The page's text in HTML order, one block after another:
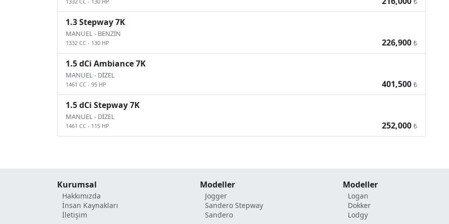
1.3 Stepway 7K
MANUEL- BENZİN
1332 CC - 130 HP 226,900 ₺
1.5 dCi Ambiance 7K
MANUEL- DİZEL
1461 CC - 95 HP 401,500 ₺
1.5 dCi Stepway 7K
MANUEL- DİZEL
1461 CC - 115 HP 252,000 ₺
Kurumsal
Hakkımızda
İnsan Kaynakları
İletişim
Modeller
Jogger
Sandero Stepway
Sandero
Modeller
Logan
Dokker
Lodgy